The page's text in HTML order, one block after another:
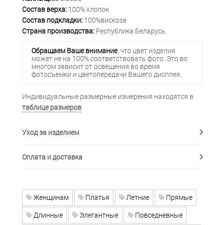
Состав верха: 100% хлопок
Состав подкладки: 100%вискоза
Страна производства: Республика Беларусь
Обращаем Ваше внимание, что цвет изделия
может не на 100% соответствовать фото. Это во
многом зависит от освещения во время
фотосъемки и цветопередачи Вашего дисплея.
Индивидуальные размерные измерения находятся в
таблице размеров
Уход за изделием
Оплата и доставка
Женщинам Платья Летние
Прямые
Длинные
Элегантные Повседневные